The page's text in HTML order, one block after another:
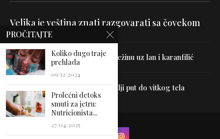
Velika je veština znati razgovarati sa čovekom
Uništite parazite i normalizujte težinu uz lan i karanfilić
Dr Hajder: Akupunktura je najbolji put do vitkog tela
PROČITAJTE
Koliko dugo traje
prehlada
09/12/2024
Prolećni detoks
smuti za jetru:
Nutricionista...
27/04/2025